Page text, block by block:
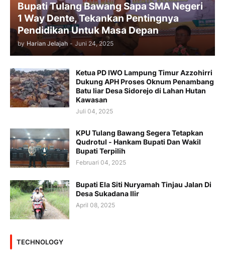
Bupati Tulang Bawang Sapa SMA Negeri
1 Way Dente, Tekankan Pentingnya
Pendidikan Untuk Masa Depan
by Harian Jelajah - Juni 24, 2025
Ketua PD IWO Lampung Timur Azzohirri
Dukung APH Proses Oknum Penambang
Batu liar Desa Sidorejo di Lahan Hutan
Kawasan
Juli 04, 2025
KPU Tulang Bawang Segera Tetapkan
Qudrotul - Hankam Bupati Dan Wakil
Bupati Terpilih
Februari 04, 2025
Bupati Ela Siti Nuryamah Tinjau Jalan Di
Desa Sukadana Ilir
April 08, 2025
TECHNOLOGY